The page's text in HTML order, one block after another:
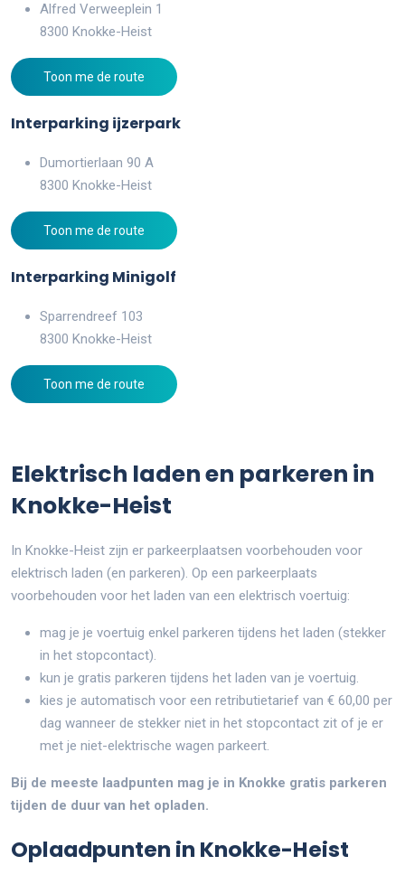
Alfred Verweeplein 1
8300 Knokke-Heist
Toon me de route
Interparking ijzerpark
Dumortierlaan 90 A
8300 Knokke-Heist
Toon me de route
Interparking Minigolf
Sparrendreef 103
8300 Knokke-Heist
Toon me de route
Elektrisch laden en parkeren in
Knokke-Heist
In Knokke-Heist zijn er parkeerplaatsen voorbehouden voor
elektrisch laden (en parkeren). Op een parkeerplaats
voorbehouden voor het laden van een elektrisch voertuig:
mag je je voertuig enkel parkeren tijdens het laden (stekker
in het stopcontact).
kun je gratis parkeren tijdens het laden van je voertuig.
kies je automatisch voor een retributietarief van € 60,00 per
dag wanneer de stekker niet in het stopcontact zit of je er
met je niet-elektrische wagen parkeert.
Bij de meeste laadpunten mag je in Knokke gratis parkeren
tijden de duur van het opladen.
Oplaadpunten in Knokke-Heist